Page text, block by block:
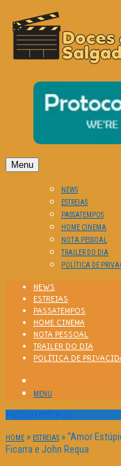
DOCES OU SALGADAS?
O Cinema? Uma Paixão!!
Menu
NEWS
ESTREIAS
PASSATEMPOS
HOME CINEMA
NOTA PESSOAL
TRAILER DO DIA
POLÍTICA DE
NEWS
ESTREIAS
PASSATEMPOS
HOME CINEMA
NOTA PESSOAL
TRAILER DO DIA
POLÍTICA DE
MENU
Passatempos
HOME » ESTREIAS »“Amor
Ficarra e John Requa